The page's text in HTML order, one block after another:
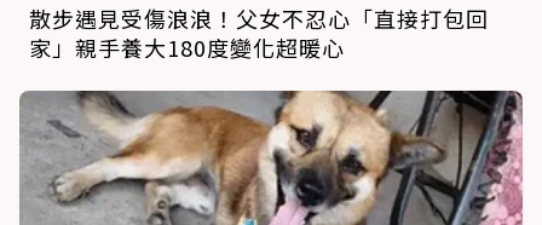
散步遇見受傷浪浪！父女不忍心「直接打包回
家」親手養大180度變化超暖心